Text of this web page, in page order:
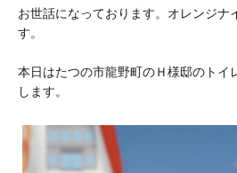
お世話になっております。オレンジ
す。
本日はたつの市龍野町のＨ様邸のトイ
します。